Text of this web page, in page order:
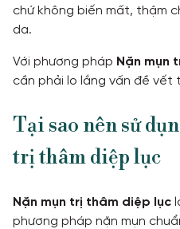
chứ không biến mất, thậm
da.
Với phương pháp Nặn mụn
cần phải lo lắng vấn đề vết
Tại sao nên sử
trị thâmdiệp lục
Nặn mụn trị thâm diệp lục
phương pháp nặn mụn